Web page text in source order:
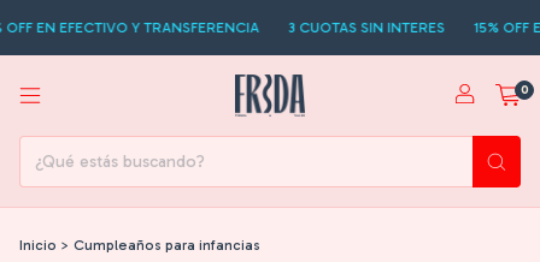
EN EFECTIVO Y TRANSFERENCIA 3 CUOTAS SIN INTERES 15% OFF
0
Inicio > Cumpleaños para infancias